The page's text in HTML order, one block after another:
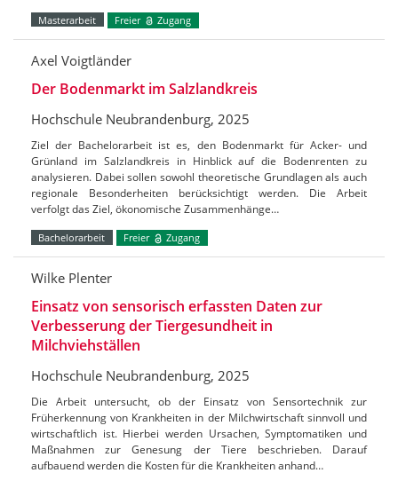
Masterarbeit Freier Zugang
Axel Voigtländer
Der Bodenmarkt im Salzlandkreis
Hochschule Neubrandenburg, 2025
Ziel der Bachelorarbeit ist es, den Bodenmarkt für Acker- und
Grünland im Salzlandkreis in Hinblick auf die Bodenrenten zu
analysieren. Dabei sollen sowohl theoretische Grundlagen als auch
regionale Besonderheiten berücksichtigt werden. Die Arbeit
verfolgt das Ziel, ökonomische Zusammenhänge…
Bachelorarbeit Freier Zugang
Wilke Plenter
Einsatz von sensorisch erfassten Daten zur
Verbesserung der Tiergesundheit in
Milchviehställen
Hochschule Neubrandenburg, 2025
Die Arbeit untersucht, ob der Einsatz von Sensortechnik zur
Früherkennung von Krankheiten in der Milchwirtschaft sinnvoll und
wirtschaftlich ist. Hierbei werden Ursachen, Symptomatiken und
Maßnahmen zur Genesung der Tiere beschrieben. Darauf
aufbauend werden die Kosten für die Krankheiten anhand…